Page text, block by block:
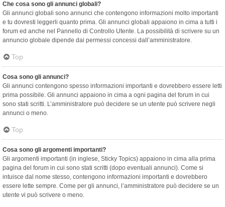
Che cosa sono gli annunci globali?
Gli annunci globali sono annunci che contengono informazioni molto importanti
e tu dovresti leggerli quanto prima. Gli annunci globali appaiono in cima a tutti i
forum ed anche nel Pannello di Controllo Utente. La possibilità di scrivere su un
annuncio globale dipende dai permessi concessi dall’amministratore.
Top
Cosa sono gli annunci?
Gli annunci contengono spesso informazioni importanti e dovrebbero essere letti
prima possibile. Gli annunci appaiono in cima a ogni pagina del forum in cui
sono stati scritti. L’amministratore può decidere se un utente può scrivere negli
annunci o meno.
Top
Cosa sono gli argomenti importanti?
Gli argomenti importanti (in inglese, Sticky Topics) appaiono in cima alla prima
pagina del forum in cui sono stati scritti (dopo eventuali annunci). Come si
intuisce dal nome stesso, contengono informazioni importanti e dovrebbero
essere lette sempre. Come per gli annunci, l’amministratore può decidere se un
utente vi può scrivere o meno.